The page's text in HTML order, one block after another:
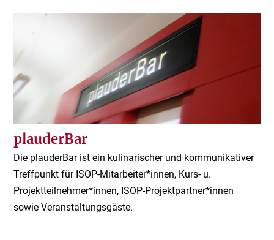
plauderBar
Die plauderBar ist ein kulinarischer und kommunikativer
Treffpunkt für ISOP-Mitarbeiter*innen, Kurs- u.
Projektteilnehmer*innen, ISOP-Projektpartner*innen
sowie Veranstaltungsgäste.